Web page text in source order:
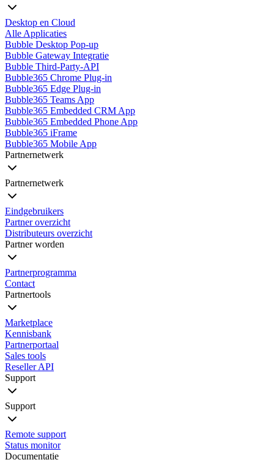
Desktop en Cloud
Alle Applicaties
Bubble Desktop Pop-up
Bubble Gateway Integratie
Bubble Third-Party-API
Bubble365 Chrome Plug-in
Bubble365 Edge Plug-in
Bubble365 Teams App
Bubble365 Embedded CRM App
Bubble365 Embedded Phone App
Bubble365 iFrame
Bubble365 Mobile App
Partnernetwerk
Partnernetwerk
Eindgebruikers
Partner overzicht
Distributeurs overzicht
Partner worden
Partnerprogramma
Contact
Partnertools
Marketplace
Kennisbank
Partnerportaal
Sales tools
Reseller API
Support
Support
Remote support
Status monitor
Documentatie